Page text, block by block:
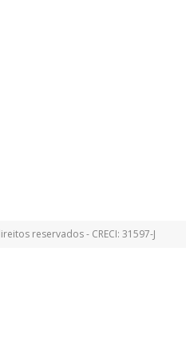
reservados - CRECI: 31597-J